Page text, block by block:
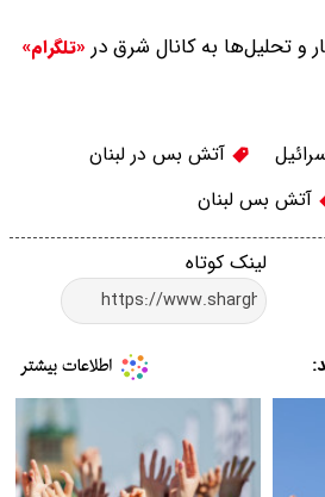
و تحلیل‌ها به کانال شرق در «تلگرام»
آتش بس در لبنان
آتش بس لبنان
لینک کوتاه